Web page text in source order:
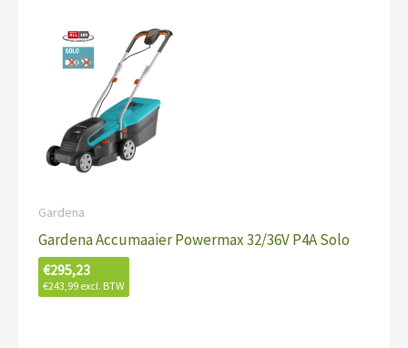
Gardena
Gardena Accumaaier Powermax 32/36V P4A Solo
€295,23
€243,99 excl. BTW